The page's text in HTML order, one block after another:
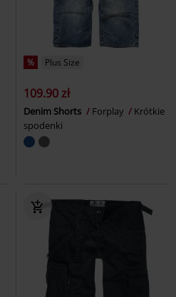
% Plus Size
109.90 zł
Denim Shorts Forplay
Krótkie
spodenki